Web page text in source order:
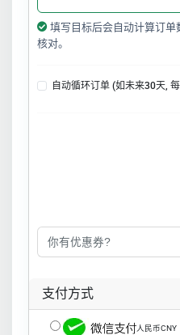
填写目标后会自动计算订
核对。
自动循环订单 (如未来30天,
支付方式
人民币CNY